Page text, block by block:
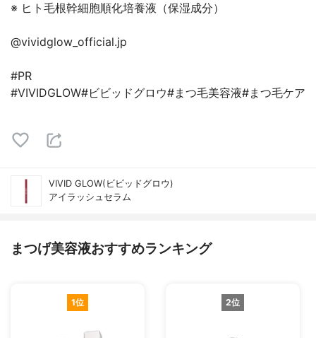
※ ヒト毛根幹細胞順化培養液（保湿成分）
@vividglow_official.jp
#PR
#VIVIDGLOW#ビビッドグロウ#まつ毛美容液#まつ毛ケア
VIVID GLOW(ビビッドグロウ)
アイラッシュセラム
まつげ美容液おすすめランキング
1位 2位